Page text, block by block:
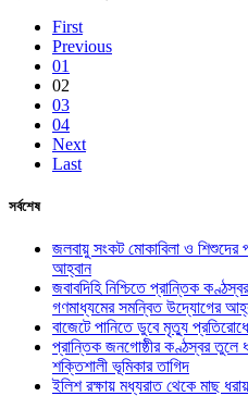
First
Previous
01
02
03
04
Next
Last
সর্বশেষ
জলবায়ু সংকট মোকাবিলা ও শিশুদের
আহ্বান
জবাবদিহি নিশ্চিতে প্রান্তিক
গণমাধ্যমের সমন্বিত উদ্যোগের
বাজেটে পানিতে ডুবে মৃত্যু
প্রান্তিক জনগোষ্ঠীর কণ্ঠস্বর তুলে
শক্তিশালী ভূমিকার তাগিদ
ইলিশ রক্ষায় মধ্যরাত থেকে মাছ ধরায়